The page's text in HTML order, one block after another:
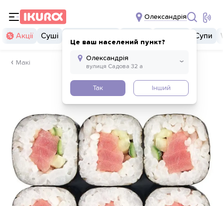
Олександрія
Це ваш населений пункт?
Так Інший
Акції Суші Супи
Макі